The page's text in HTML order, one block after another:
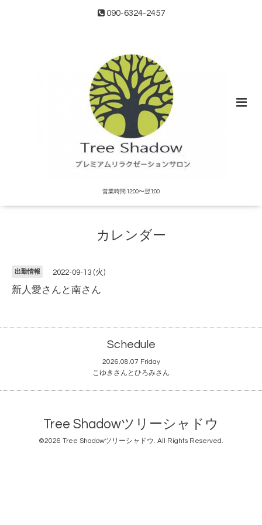
090-6324-2457
営業時間:12:00〜翌1:00
カレンダー
出勤情報 2022-09-13 (火)
新人愛さんと南さん
Schedule
2026.08.07 Friday
こゆきさんとひろみさん
Tree Shadowツリーシャドウ
©2026 Tree Shadowツリーシャドウ. All Rights Reserved.